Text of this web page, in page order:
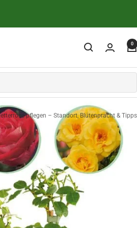
0
pflegen – Standort, Blütenpracht & Tipps